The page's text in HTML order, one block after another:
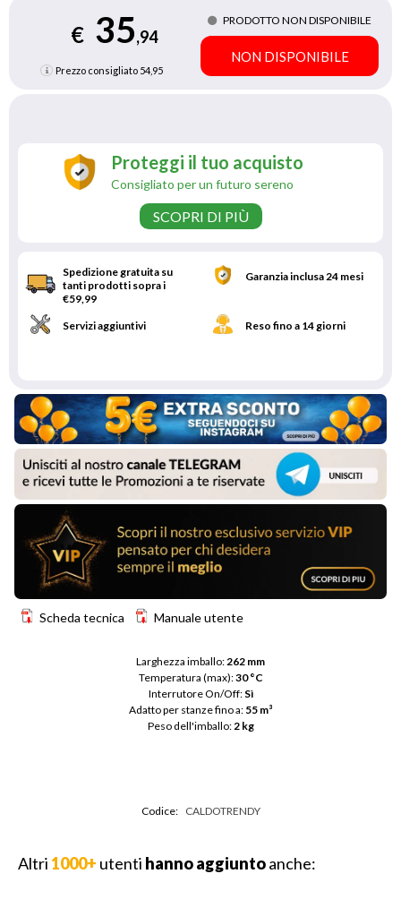
€ 35,94
Prezzo consigliato 54,95
PRODOTTO NON DISPONIBILE
NON DISPONIBILE
Proteggi il tuo acquisto
Consigliato per un futuro sereno
SCOPRI DI PIÙ
Spedizione gratuita su
tanti prodotti sopra i
€59,99
Garanzia inclusa 24 mesi
Servizi aggiuntivi Reso fino a 14 giorni
Scheda tecnica Manuale utente
Larghezza imballo: 262 mm
Temperatura (max): 30 °C
Interrutore On/Off: Sì
Adatto per stanze fino a: 55 m³
Peso dell'imballo: 2 kg
Codice: CALDOTRENDY
Altri 1000+ utenti hanno aggiuntoanche: